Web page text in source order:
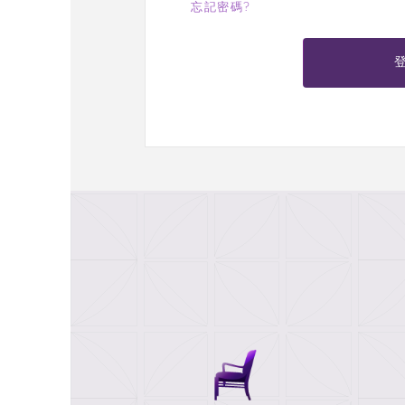
忘記密碼?